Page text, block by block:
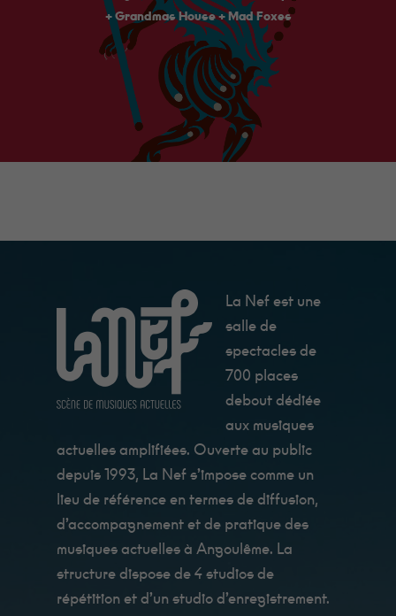
+ Grandmas House + Mad Foxes
La Nef est une
salle de
spectacles de
700 places
debout dédiée
aux musiques
actuelles amplifiées. Ouverte au public
depuis 1993, La Nef s’impose comme un
lieu de référence en termes de diffusion,
d’accompagnement et de pratique des
musiques actuelles à Angoulême. La
structure dispose de 4 studios de
répétition et d’un studio d’enregistrement.
mieux lors de
votre visite. Si
vous refusez
ces cookies,
certaines
fonctionnalités
disparaîtront
du site.
site, vous
augmentez
les chances
contenu et
des offres
personnalisés.